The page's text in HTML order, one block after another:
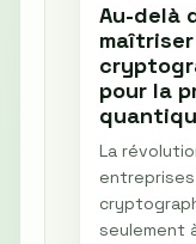
Au-delà
pour la
La
seulement